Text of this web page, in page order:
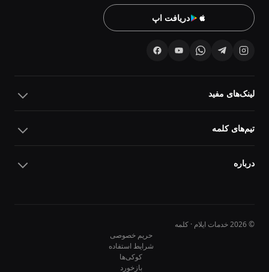
دریافت اپ
لینک‌های مفید
تیم‌های کلمه
درباره
© 2026 خدمات ایلام · کلمه
حریم خصوصی
شرایط استفاده
کوکی‌ها
بازخورد
10